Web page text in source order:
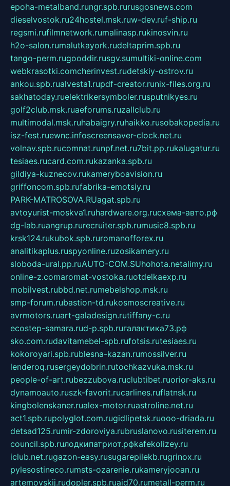
epoha-metalband.rungr.spb.rurusgosnews.com
dieselvostok.ru24hostel.msk.ruw-dev.ruf-ship.ru
regsmi.rufilmnetwork.rumalinasp.rukinosvin.ru
h2o-salon.rumalutkayork.rudeltaprim.spb.ru
tango-perm.rugooddir.rusgv.sumultiki-online.com
webkrasotki.comcherinvest.rudetskiy-ostrov.ru
ankou.spb.rualvesta1.rupdf-creator.runix-files.org.ru
sakhatoday.ruelektrikersymboler.rusputnikyes.ru
golf2club.msk.ruaeforums.ruzallclub.ru
multimodal.msk.ruhabaigry.ruhaikko.rusobakopedia.ru
isz-fest.ruewnc.infoscreensaver-clock.net.ru
volnav.spb.rucomnat.runpf.net.ru7bit.pp.rukalugatur.ru
tesiaes.rucard.com.rukazanka.spb.ru
gildiya-kuznecov.rukameryboavision.ru
griffoncom.spb.rufabrika-emotsiy.ru
PARK-MATROSOVA.RUagat.spb.ru
avtoyurist-moskva1.ruhardware.org.ruсхема-авто.рф
dg-lab.ruangrup.rurecruiter.spb.rumusic8.spb.ru
krsk124.rukubok.spb.ruromanofforex.ru
analitikaplus.ruspyonline.ruzosikamery.ru
sloboda-ural.pp.ruAUTO-COM.SUhohota.netalimy.ru
online-z.comaromat-vostoka.ruotdelkaexp.ru
mobilvest.rubbd.net.rumebelshop.msk.ru
smp-forum.rubastion-td.rukosmoscreative.ru
avrmotors.ruart-galadesign.rutiffany-c.ru
ecostep-samara.rud-p.spb.ruгалактика73.рф
sko.com.rudavitamebel-spb.rufotsis.rutesiaes.ru
kokoroyari.spb.rublesna-kazan.rumossilver.ru
lenderoq.rusergeydobrin.rutochkazvuka.msk.ru
people-of-art.rubezzubova.ruclubtibet.ruorior-aks.ru
dynamoauto.ruszk-favorit.rucarlines.ruflatnsk.ru
kingbolenskaner.rualex-motor.ruastroline.net.ru
act1.spb.rupolyglot.com.rugidlipetsk.ruooo-driada.ru
detsad125.rumir-zdoroviya.rubruslanovo.rusiterem.ru
council.spb.ruлодкипатриот.рфkafekolizey.ru
iclub.net.rugazon-easy.rusugarepilekb.rugrinox.ru
pylesostineco.rumsts-ozarenie.rukameryjooan.ru
artemovskij.rudopler.spb.ruaid70.rumetall-perm.ru